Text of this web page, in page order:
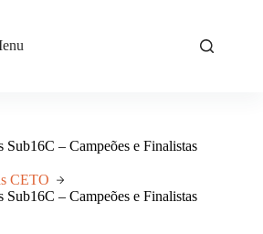
Sub16C – Campeões e Finalistas
CETO
Sub16C – Campeões e Finalistas